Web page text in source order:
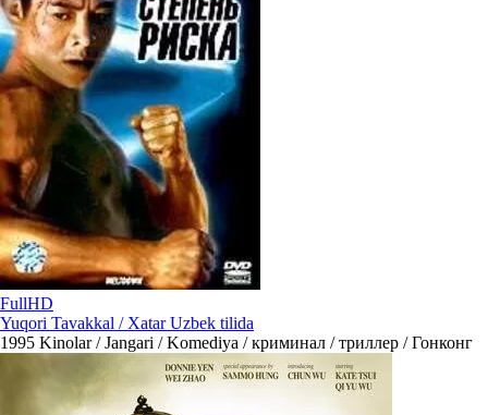
FullHD
Yuqori Tavakkal / Xatar Uzbek tilida
1995 Kinolar / Jangari / Komediya / криминал / триллер / Гонконг